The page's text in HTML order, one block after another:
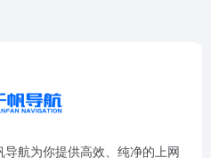
航为你提供高效、纯净的上网